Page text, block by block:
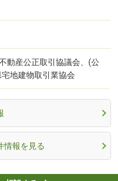
動産公正取引協議会、(公
地建物取引業協会
情報を見る